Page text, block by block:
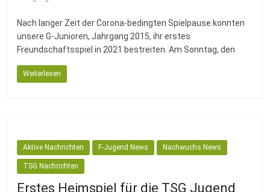
Nach langer Zeit der Corona-bedingten Spielpause konnten
unsere G-Junioren, Jahrgang 2015, ihr erstes
Freundschaftsspiel in 2021 bestreiten. Am Sonntag, den
Weiterlesen
Aktive Nachrichten F-Jugend News Nachwuchs News
TSG Nachrichten
Erstes Heimspiel für die TSG Jugend